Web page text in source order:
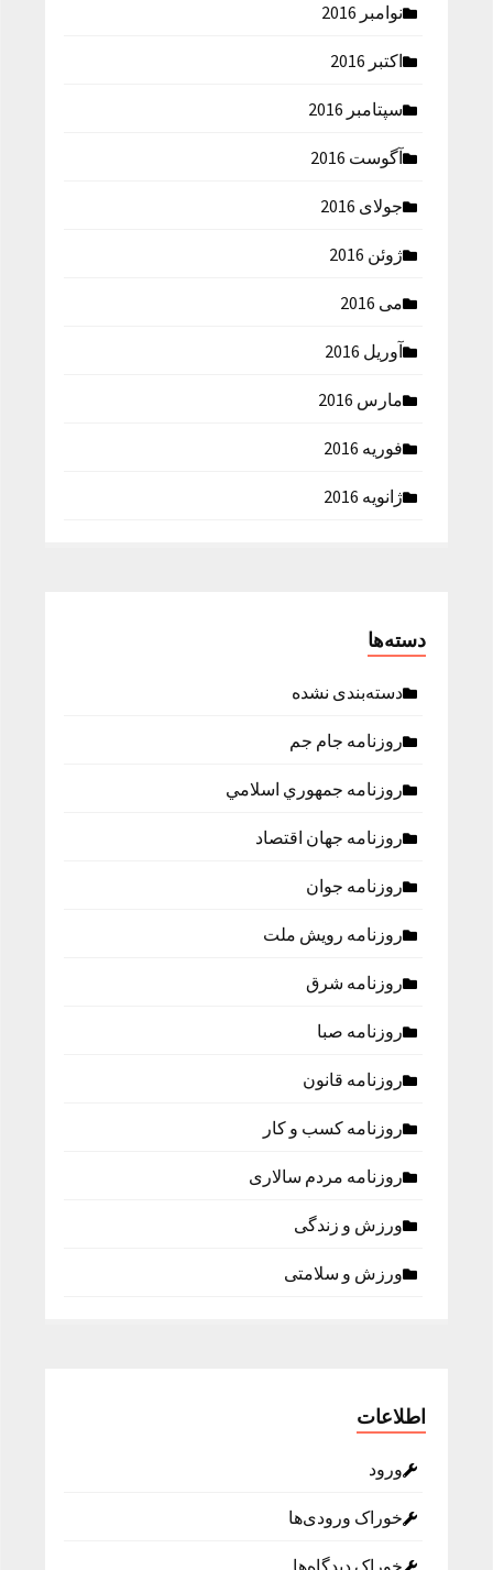
نوامبر 2016
اکتبر 2016
سپتامبر 2016
آگوست 2016
جولای 2016
ژوئن 2016
می 2016
آوریل 2016
مارس 2016
فوریه 2016
ژانویه 2016
دسته‌ها
دسته‌بندی نشده
روزنامه جام جم
روزنامه جمهوري اسلامي
روزنامه جهان اقتصاد
روزنامه جوان
روزنامه رویش ملت
روزنامه شرق
روزنامه صبا
روزنامه قانون
روزنامه كسب و كار
روزنامه مردم سالاری
ورزش و زندگی
ورزش و سلامتی
اطلاعات
ورود
خوراک ورودی‌ها
خوراک دیدگاه‌ها